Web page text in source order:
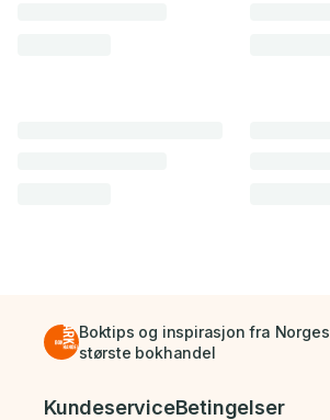
Boktips og inspirasjon fra Norges
største bokhandel
Bunnmeny
KundeserviceBetingelser